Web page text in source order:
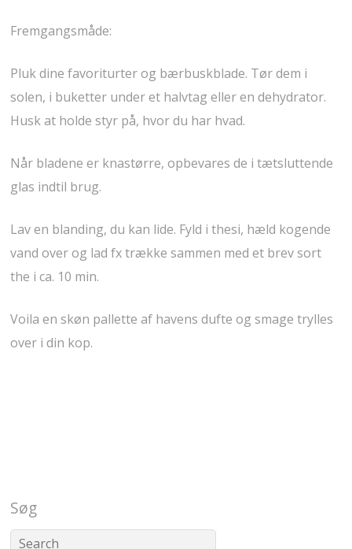
Fremgangsmåde:
Pluk dine favoriturter og bærbuskblade. Tør dem i
solen, i buketter under et halvtag eller en dehydrator.
Husk at holde styr på, hvor du har hvad.
Når bladene er knastørre, opbevares de i tætsluttende
glas indtil brug.
Lav en blanding, du kan lide. Fyld i thesi, hæld kogende
vand over og lad fx trække sammen med et brev sort
the i ca. 10 min.
Voila en skøn pallette af havens dufte og smage trylles
over i din kop.
Søg